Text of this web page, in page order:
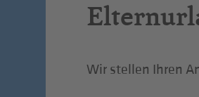
Wir stellen Ihren